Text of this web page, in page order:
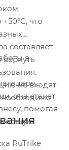
что
составляет
вернуть
не входят
необходимо
в
она станет
помогая
общую
RuTrike